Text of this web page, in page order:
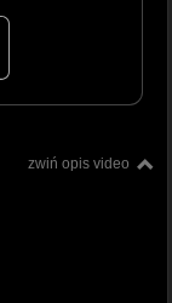
zwiń opis video